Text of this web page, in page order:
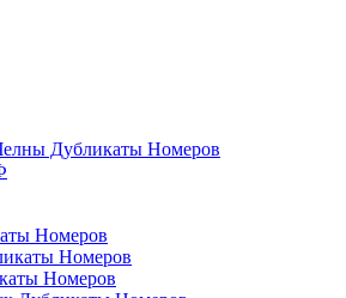
Дубликаты Номеров
Номеров
Номеров
Номеров